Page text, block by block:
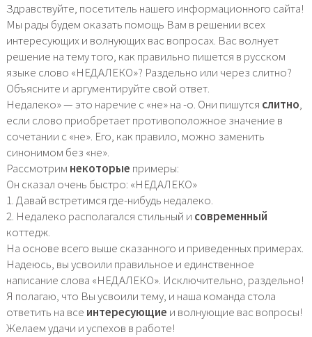
Здравствуйте, посетитель нашего информационного сайта!
Мы рады будем оказать помощь Вам в решении всех
интересующих и волнующих вас вопросах. Вас волнует
решение на тему того, как правильно пишется в русском
языке слово «НЕДАЛЕКО»? Раздельно или через слитно?
Объясните и аргументируйте свой ответ.
Недалеко» — это наречие с «не» на -о. Они пишутся слитно,
если слово приобретает противоположное значение в
сочетании с «не». Его, как правило, можно заменить
синонимом без «не».
Рассмотрим некоторые примеры:
Он сказал очень быстро: «НЕДАЛЕКО»
1. Давай встретимся где-нибудь недалеко.
2. Недалеко располагался стильный и современный
коттедж.
На основе всего выше сказанного и приведенных примерах.
Надеюсь, вы усвоили правильное и единственное
написание слова «НЕДАЛЕКО». Исключительно, раздельно!
Я полагаю, что Вы усвоили тему, и наша команда стола
ответить на все интересующие и волнующие вас вопросы!
Желаем удачи и успехов в работе!